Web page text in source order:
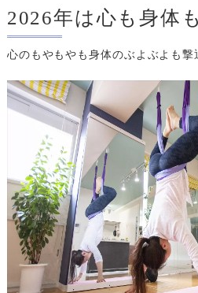
心のもやもやも身体のぶよぶよも撃
2026年は心も身体